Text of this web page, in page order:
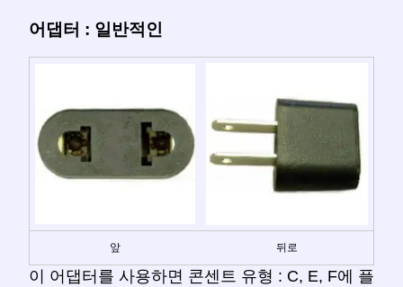
어댑터 : 일반적인
앞 뒤로
이 어댑터를 사용하면 콘센트 유형 : C, E, F에 플